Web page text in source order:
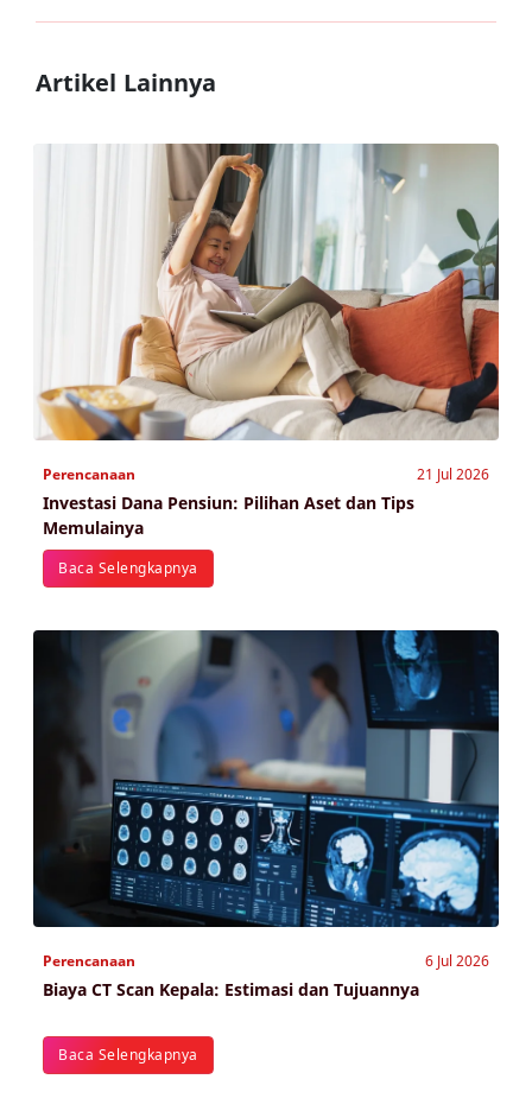
Artikel Lainnya
Perencanaan 21 Jul 2026
Investasi Dana Pensiun: Pilihan Aset dan Tips
Memulainya
Baca Selengkapnya
Perencanaan 6 Jul 2026
Biaya CT Scan Kepala: Estimasi dan Tujuannya
Baca Selengkapnya